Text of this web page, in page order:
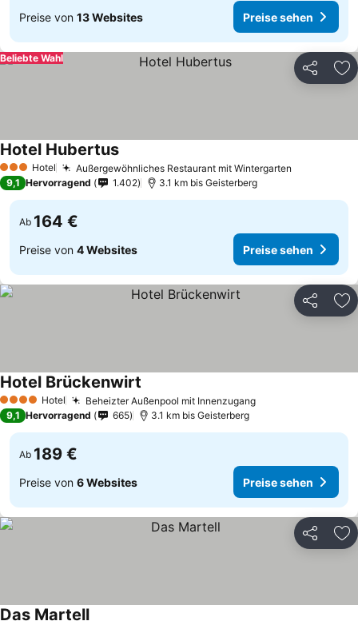
Preise von 13 Websites Preise sehen
Teilen
Beliebte Wahl
3 SterneHotel Außergewöhnliches Restaurant mit Wintergarten
Hotel Hubertus
9,1 Hervorragend 1.402 3.1 km bis Geisterberg
Ab 164 €
Preise von 4 Websites Preise sehen
Teilen
4 Sterne Hotel Beheizter Außenpool mit Innenzugang
Hotel Brückenwirt
9,1 Hervorragend 665 3.1 km bis Geisterberg
Ab 189 €
Preise von 6 Websites Preise sehen
Teilen
Das Martell